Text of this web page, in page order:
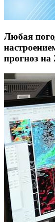
Любая
прогноз на